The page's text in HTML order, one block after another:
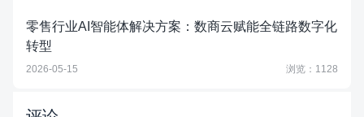
零售行业AI智能体解决方案：数商云赋能全链路数字化
转型
2026-05-15 浏览：1128